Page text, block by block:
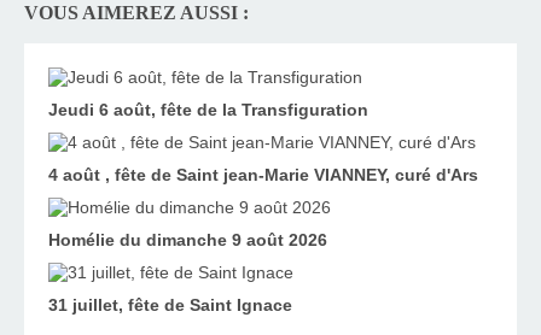
VOUS AIMEREZ AUSSI :
Jeudi 6 août, fête de la Transfiguration
4 août , fête de Saint jean-Marie VIANNEY, curé d'Ars
Homélie du dimanche 9 août 2026
31 juillet, fête de Saint Ignace